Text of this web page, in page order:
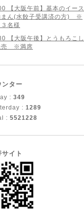
【大阪午前】基本のイース
まん(水餃子受講済の方) ※
名様
【大阪午後】とうもろこし
売 ※満席
ンター
: 349
: 1289
: 5521228
サイト